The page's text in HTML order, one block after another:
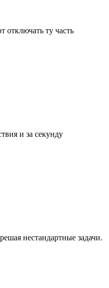
ту часть
и за секунду
нестандартные задачи.